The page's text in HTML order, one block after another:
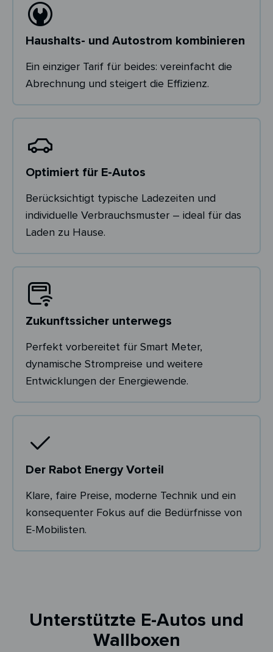
Haushalts- und Autostrom kombinieren
Ein einziger Tarif für beides: vereinfacht die
Abrechnung und steigert die Effizienz.
Optimiert für E-Autos
Berücksichtigt typische Ladezeiten und
individuelle Verbrauchsmuster – ideal für das
Laden zu Hause.
Zukunftssicher unterwegs
Perfekt vorbereitet für Smart Meter,
dynamische Strompreise und weitere
Entwicklungen der Energiewende.
Der Rabot Energy Vorteil
Klare, faire Preise, moderne Technik und ein
konsequenter Fokus auf die Bedürfnisse von
E-Mobilisten.
Unterstützte E-Autos und
Wallboxen